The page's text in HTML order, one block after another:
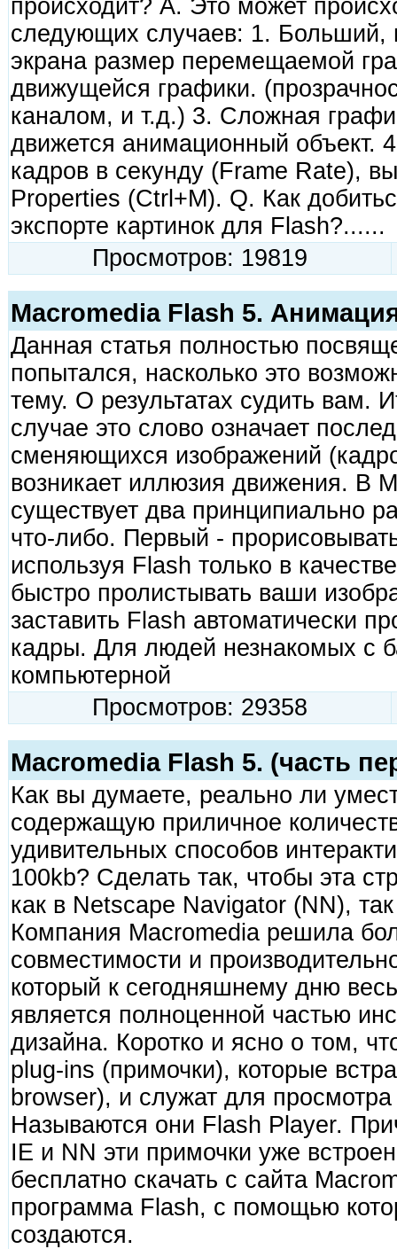
происходит? A. Это может
следующих случаев: 1. Больший,
экрана размер перемещаемой
движущейся графики.
каналом, и т.д.) 3. Сложная
движется анимационный объект.
кадров в секунду (Frame Rate),
Properties (Ctrl+M). Q. Как
экспорте картинок для Flash?......
Просмотров: 19819
Macromedia Flash 5.
Данная статья полностью
попытался, насколько это
тему. О результатах судить
случае это слово означает
сменяющихся изображений
возникает иллюзия движения. В
существует два принципиально
что-либо. Первый -
используя Flash только в
быстро пролистывать ваши
заставить Flash автоматически
кадры. Для людей незнакомых с
компьютерной
Просмотров: 29358
Macromedia Flash 5. (часть
Как вы думаете, реально ли
содержащую приличное
удивительных способов
100kb? Сделать так, чтобы эта
как в Netscape Navigator (NN),
Компания Macromedia решила
совместимости и
который к сегодняшнему дню
является полноценной частью
дизайна. Коротко и ясно о том,
plug-ins (примочки), которые
browser), и служат для
Называются они Flash Player.
IE и NN эти примочки уже
бесплатно скачать с сайта
программа Flash, с помощью
создаются.